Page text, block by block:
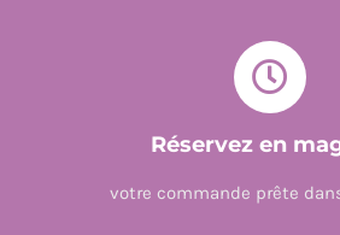
Réservez en
votre commande prête